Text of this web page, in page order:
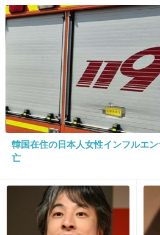
2014/10/10(金) 10:17:24
ガチだったのか
NEWS手越祐也がきゃりーぱみゅぱ
略奪を画策！「てごぱみゅ」の噂は
チ？
girlschannel.net
8月に交際宣言をし、公認の恋人同士となっ
（21）と「SEKAI NO OWARI」のボーカル
交際を報じられて以降、共にはっきりとは
にFukase がTwitterで交際を明言した。先
れている。交際歴は2年で、Fukaseはきゃ
しいところ」を好きだとあげている。だが
「そんなのお構いなし！」とばかりにアプ
という。NEWSの手越祐也（26）である。
韓国在住の日本人女性インフルエ
亡